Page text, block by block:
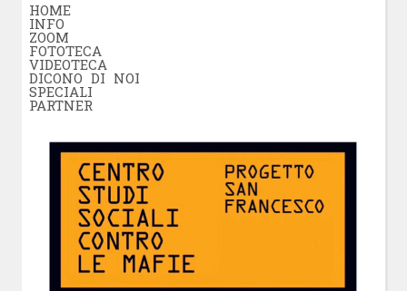
HOME
INFO
ZOOM
FOTOTECA
VIDEOTECA
DICONO DI NOI
SPECIALI
PARTNER